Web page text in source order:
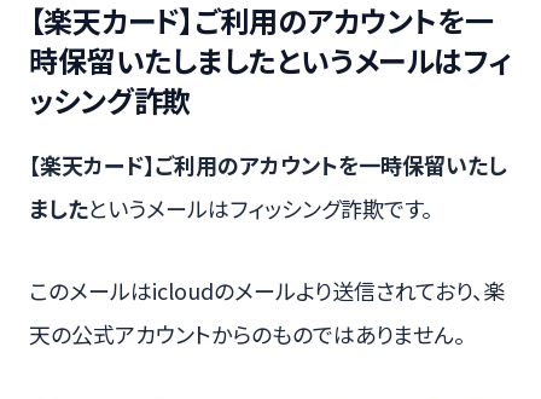
【楽天カード】ご利用のアカウントを一
時保留いたしましたというメールはフィ
ッシング詐欺
【楽天カード】ご利用のアカウントを一時保留いたし
ましたというメールはフィッシング詐欺です。
このメールはicloudのメールより送信されており、楽
天の公式アカウントからのものではありません。